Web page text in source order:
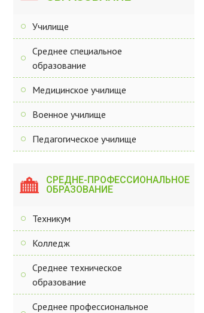
Училище
Среднее специальное
образование
Медицинское училище
Военное училище
Педагогическое училище
СРЕДНЕ-ПРОФЕССИОНАЛЬНОЕ
ОБРАЗОВАНИЕ
Техникум
Колледж
Среднее техническое
образование
Среднее профессиональное